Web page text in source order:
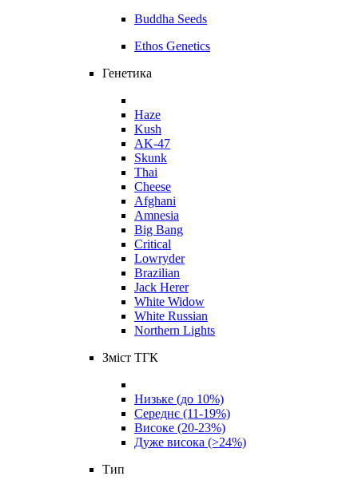
Buddha Seeds
Ethos Genetics
Генетика
Haze
Kush
AK-47
Skunk
Thai
Cheese
Afghani
Amnesia
Big Bang
Critical
Lowryder
Brazilian
Jack Herer
White Widow
White Russian
Northern Lights
Зміст ТГК
Низьке (до 10%)
Середнє (11-19%)
Високе (20-23%)
Дуже висока (>24%)
Тип